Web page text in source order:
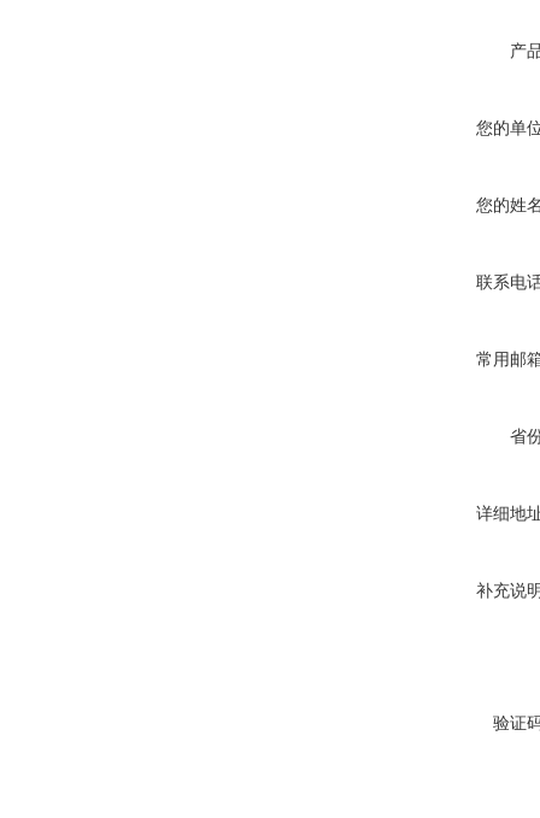
产
您的单
您的姓
联系电
常用邮
省
详细地
补充说
验证